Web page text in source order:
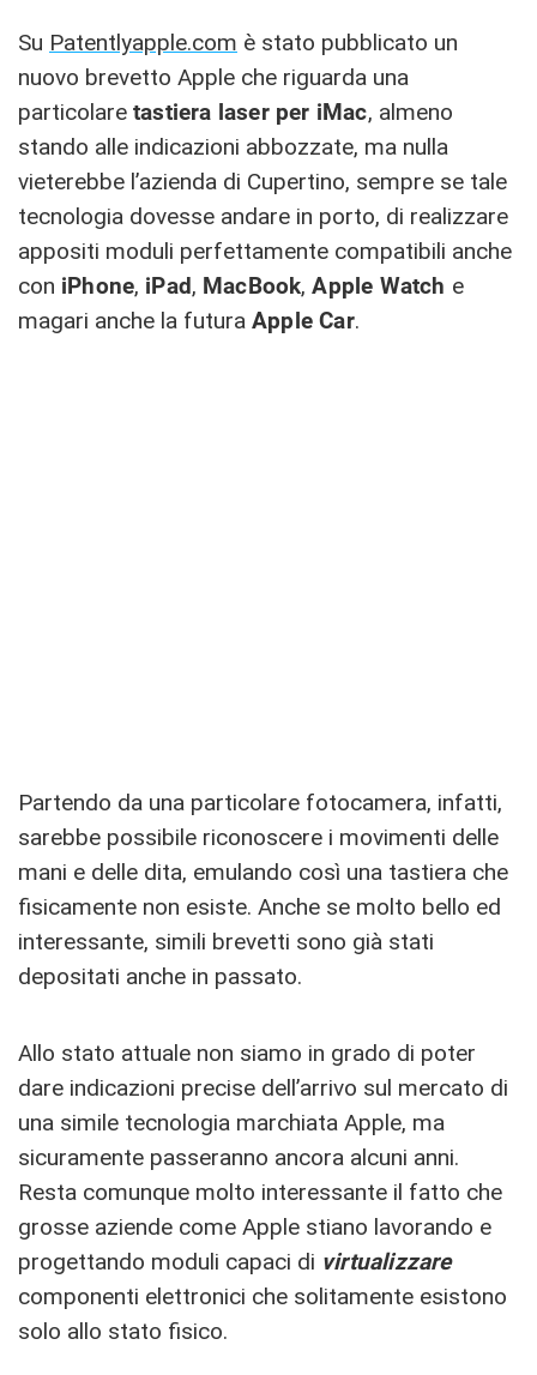
Su Patentlyapple.com è stato pubblicato un
nuovo brevetto Apple che riguarda una
particolare tastiera laser per iMac, almeno
stando alle indicazioni abbozzate, ma nulla
vieterebbe l’azienda di Cupertino, sempre se tale
tecnologia dovesse andare in porto, di realizzare
appositi moduli perfettamente compatibili anche
con iPhone, iPad, MacBook,Apple Watch e
magari anche la futura Apple Car.
Partendo da una particolare fotocamera, infatti,
sarebbe possibile riconoscere i movimenti delle
mani e delle dita, emulando così una tastiera che
fisicamente non esiste. Anche se molto bello ed
interessante, simili brevetti sono già stati
depositati anche in passato.
Allo stato attuale non siamo in grado di poter
dare indicazioni precise dell’arrivo sul mercato di
una simile tecnologia marchiata Apple, ma
sicuramente passeranno ancora alcuni anni.
Resta comunque molto interessante il fatto che
grosse aziende come Apple stiano lavorando e
progettando moduli capaci di virtualizzare
componenti elettronici che solitamente esistono
solo allo stato fisico.